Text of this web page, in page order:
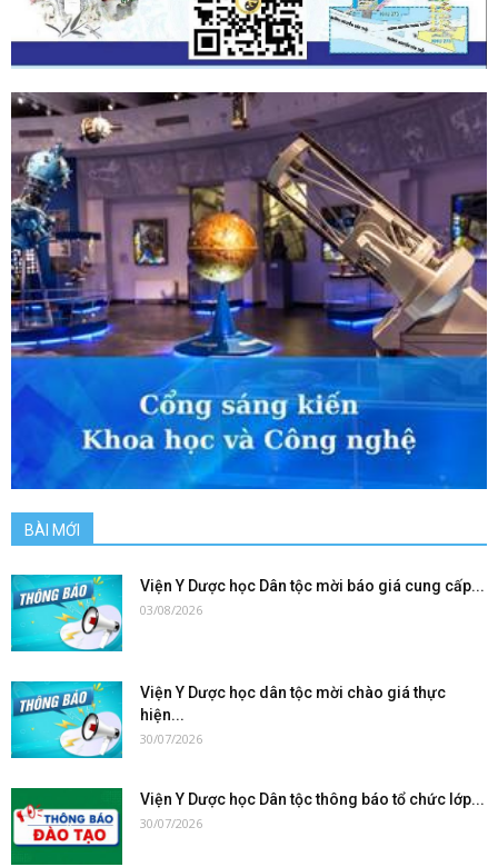
BÀI MỚI
Viện Y Dược học Dân tộc mời báo giá cung cấp...
03/08/2026
Viện Y Dược học dân tộc mời chào giá thực
hiện...
30/07/2026
Viện Y Dược học Dân tộc thông báo tổ chức lớp...
30/07/2026